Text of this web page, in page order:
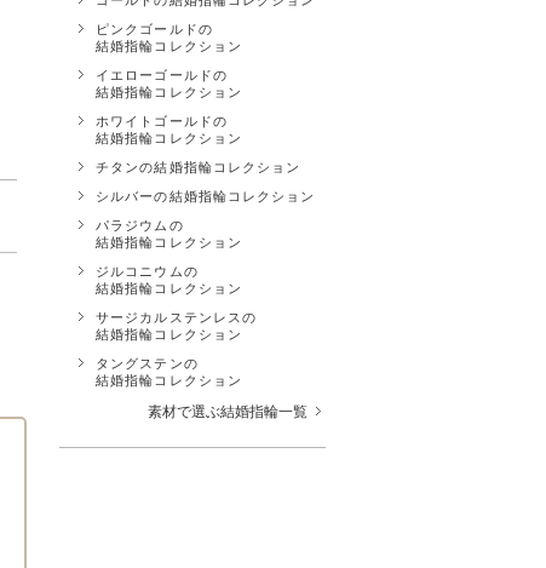
ピンクゴールドの
結婚指輪コレクション
イエローゴールドの
結婚指輪コレクション
ホワイトゴールドの
結婚指輪コレクション
チタンの結婚指輪コレクション
シルバーの結婚指輪コレクション
パラジウムの
結婚指輪コレクション
ジルコニウムの
結婚指輪コレクション
サージカルステンレスの
結婚指輪コレクション
タングステンの
結婚指輪コレクション
素材で選ぶ結婚指輪一覧